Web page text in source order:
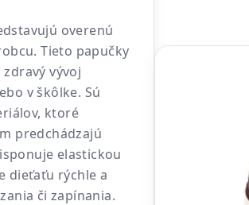
overenú
Tieto papučky
vývoj
v škôlke. Sú
ktoré
predchádzajú
elastickou
dieťaťu rýchle a
či zapínania.